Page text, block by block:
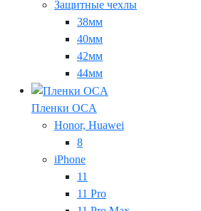
Защитные чехлы
38мм
40мм
42мм
44мм
Пленки OCA
Honor, Huawei
8
iPhone
11
11 Pro